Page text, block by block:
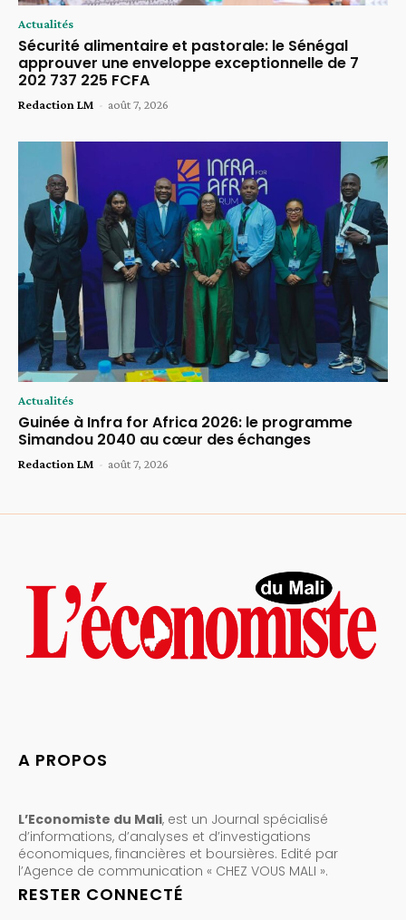
Actualités
Sécurité alimentaire et pastorale: le Sénégal
approuver une enveloppe exceptionnelle de 7
202 737 225 FCFA
Redaction LM - août 7, 2026
Actualités
Guinée à Infra for Africa 2026: le programme
Simandou 2040 au cœur des échanges
Redaction LM - août 7, 2026
A PROPOS
L’Economiste du Mali, est un Journal spécialisé
d’informations, d’analyses et d’investigations
économiques, financières et boursières. Edité par
l’Agence de communication « CHEZ VOUS MALI ».
RESTER CONNECTÉ